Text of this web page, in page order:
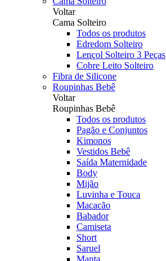
Voltar
Cama Solteiro
Todos os produtos
Edredom Solteiro
Lençol Solteiro 3 Peças
Cobre Leito Solteiro
Fibra de Silicone
Roupinhas Bebê
Voltar
Roupinhas Bebê
Todos os produtos
Pagão e Conjuntos
Kimonos
Vestidos Bebê
Saída Maternidade
Body
Mijão
Luvinha e Touca
Macacão
Babador
Camiseta
Short
Saruel
Manta